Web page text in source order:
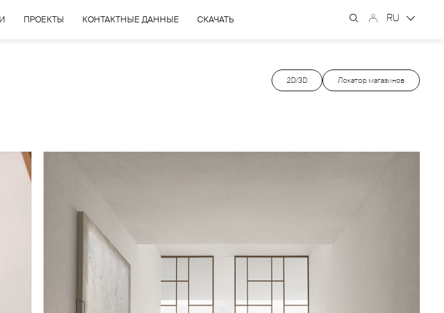
ПРОЕКТЫ КОНТАКТНЫЕ ДАННЫЕ СКАЧАТЬ RU
2D/3D Локатор магазинов